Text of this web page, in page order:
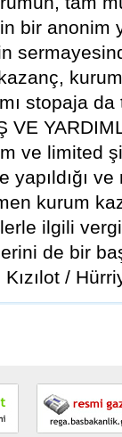
bir anonim
stopaja
VE
ve limited
yapıldığı
kurum
ilgili vergi
de bir
/